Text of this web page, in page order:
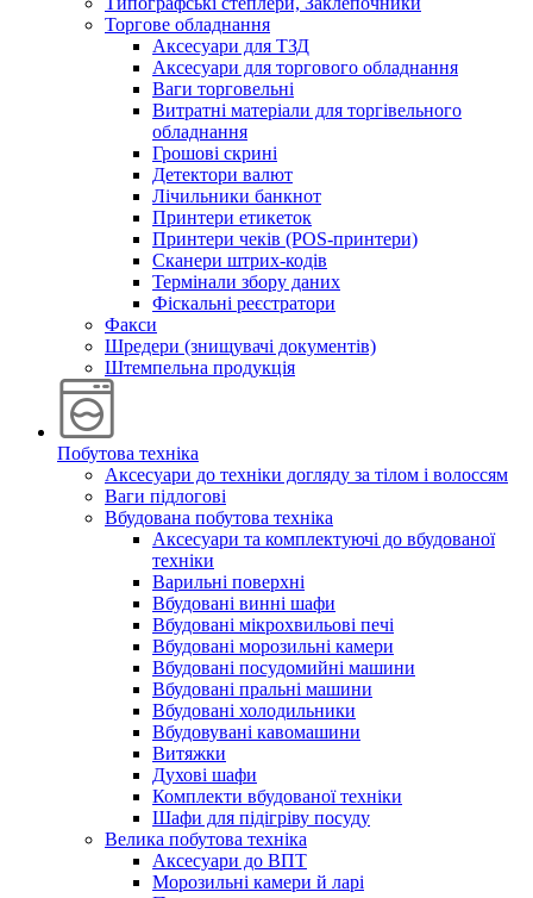
Торгове обладнання
Аксесуари для ТЗД
Аксесуари для торгового обладнання
Ваги торговельні
Витратні матеріали для торгівельного
обладнання
Грошові скрині
Детектори валют
Лічильники банкнот
Принтери етикеток
Принтери чеків (POS-принтери)
Сканери штрих-кодів
Термінали збору даних
Фіскальні реєстратори
Факси
Шредери (знищувачі документів)
Штемпельна продукція
Побутова техніка
Аксесуари до техніки догляду за тілом і волоссям
Ваги підлогові
Вбудована побутова техніка
Аксесуари та комплектуючі до вбудованої
техніки
Варильні поверхні
Вбудовані винні шафи
Вбудовані мікрохвильові печі
Вбудовані морозильні камери
Вбудовані посудомийні машини
Вбудовані пральні машини
Вбудовані холодильники
Вбудовувані кавомашини
Витяжки
Духові шафи
Комплекти вбудованої техніки
Шафи для підігріву посуду
Велика побутова техніка
Аксесуари до ВПТ
Морозильні камери й ларі